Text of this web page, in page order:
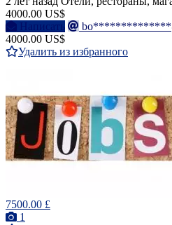
4000.00 US$
Написать
4000.00 US$
Удалить из избранного
7500.00 £
1